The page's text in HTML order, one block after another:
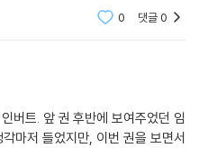
· 심도의 추리소설을 읽어온 독자
한국의 추리소설 팬들이 공감하게
0 댓글0
버트. 앞 권 후반에 보여주었던 임
마저 들었지만, 이번 권을 보면서